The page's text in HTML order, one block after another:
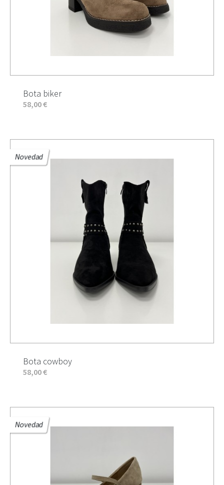
Bota biker
58,00 €
Bota cowboy
58,00 €
Novedad
Novedad